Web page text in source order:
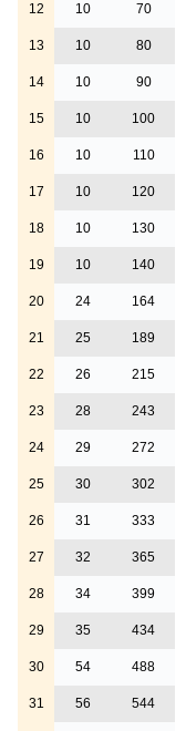
12 10 70
13 10 80
14 10 90
15 10 100
16 10 110
17 10 120
18 10 130
19 10 140
20 24 164
21 25 189
22 26 215
23 28 243
24 29 272
25 30 302
26 31 333
27 32 365
28 34 399
29 35 434
30 54 488
31 56 544